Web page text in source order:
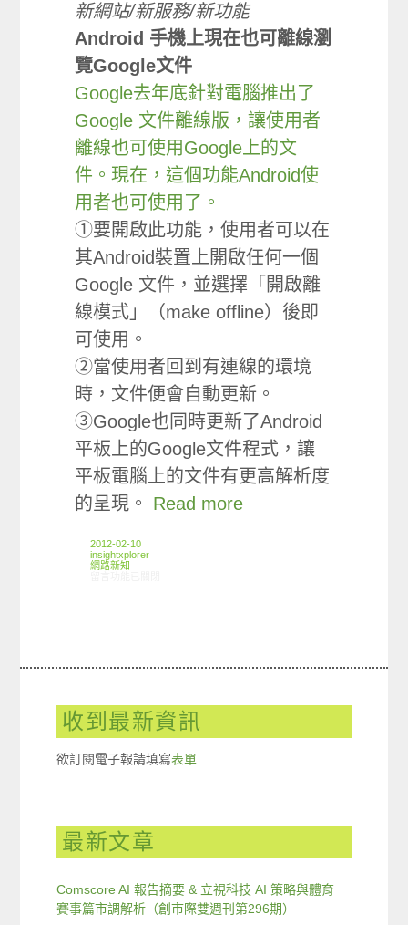
新網站/新服務/新功能
Android 手機上現在也可離線瀏
覽Google文件
Google去年底針對電腦推出了
Google 文件離線版，讓使用者
離線也可使用Google上的文
件。現在，這個功能Android使
用者也可使用了。
①要開啟此功能，使用者可以在
其Android裝置上開啟任何一個
Google 文件，並選擇「開啟離
線模式」（make offline）後即
可使用。
②當使用者回到有連線的環境
時，文件便會自動更新。
③Google也同時更新了Android
平板上的Google文件程式，讓
平板電腦上的文件有更高解析度
的呈現。 Read more
2012-02-10
insightxplorer
網路新知
收到最新資訊
欲訂閱電子報請填寫表單
最新文章
Comscore AI 報告摘要 & 立視科技 AI 策略與體育
賽事篇市調解析（創市際雙週刊第296期）